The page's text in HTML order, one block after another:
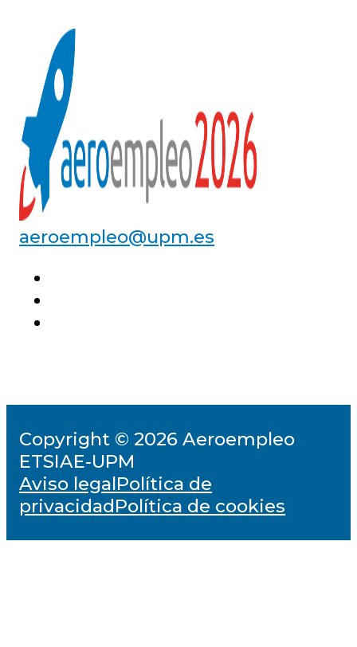
Ponente: D. Rafael Gómez,
General de División
aeroempleo@upm.es
Copyright © 2026 Aeroempleo
ETSIAE-UPM
Aviso legalPolítica de
privacidadPolítica de cookies